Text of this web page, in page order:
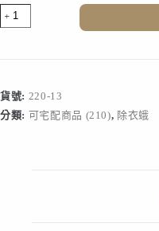
獨
棟
蛾
款
貨號: 220-13
分類: 可宅配商品 (210), 除衣蛾